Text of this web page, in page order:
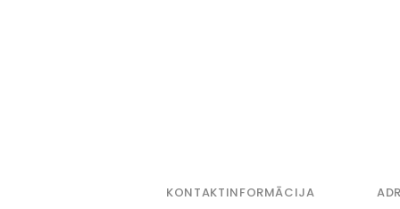
KONTAKTINFORMĀCIJA